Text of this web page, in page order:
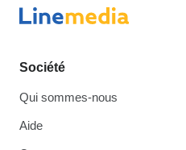
Société
Qui sommes-nous
Aide